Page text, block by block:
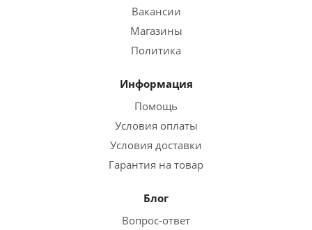
Вакансии
Магазины
Политика
Информация
Помощь
Условия оплаты
Условия доставки
Гарантия на товар
Блог
Вопрос-ответ